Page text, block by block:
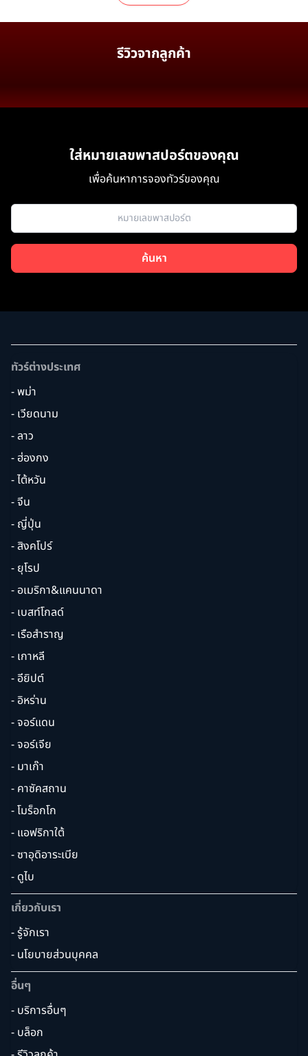
รีวิวจากลูกค้า
ใส่หมายเลขพาสปอร์ตของคุณ
เพื่อค้นหาการจองทัวร์ของคุณ
ค้นหา
ทัวร์ต่างประเทศ
- พม่า
- เวียดนาม
- ลาว
- ฮ่องกง
- ไต้หวัน
- จีน
- ญี่ปุ่น
- สิงคโปร์
- ยุโรป
- อเมริกา&แคนนาดา
- เบสท์โกลด์
- เรือสำราญ
- เกาหลี
- อียิปต์
- อิหร่าน
- จอร์แดน
- จอร์เจีย
- มาเก๊า
- คาซัคสถาน
- โมร็อกโก
- แอฟริกาใต้
- ซาอุดิอาระเบีย
- ดูไบ
เกี่ยวกับเรา
- รู้จักเรา
- นโยบายส่วนบุคคล
อื่นๆ
- บริการอื่นๆ
- บล็อก